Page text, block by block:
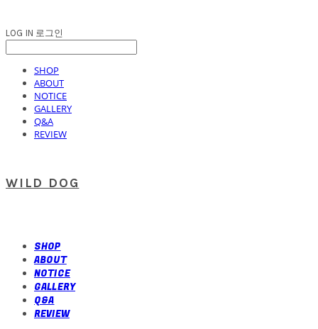
LOG IN 로그인
SHOP
ABOUT
NOTICE
GALLERY
Q&A
REVIEW
WILD DOG
SHOP
ABOUT
NOTICE
GALLERY
Q&A
REVIEW